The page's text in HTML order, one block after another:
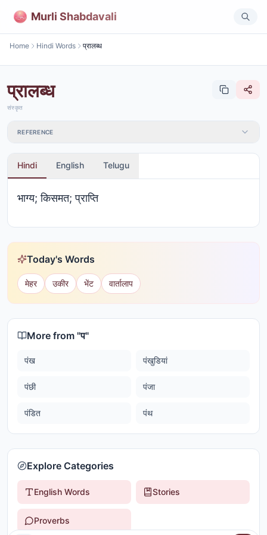
Murli Shabdavali
Home Hindi Words प्रालब्ध
प्रालब्ध
संस्कृत
REFERENCE
Hindi English Telugu
भाग्य; किसमत; प्राप्ति
Today's Words
मेहर उकीर भेंट वार्तालाप
More from "प"
पंख पंखुडियां
पंछी पंजा
पंडित पंथ
Explore Categories
English Words Stories
Proverbs